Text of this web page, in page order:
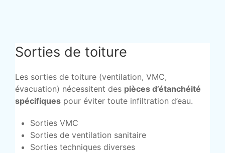
Sorties de toiture
Les sorties de toiture (ventilation, VMC,
évacuation) nécessitent des pièces d’étanchéité
spécifiques pour éviter toute infiltration d’eau.
Sorties VMC
Sorties de ventilation sanitaire
Sorties techniques diverses